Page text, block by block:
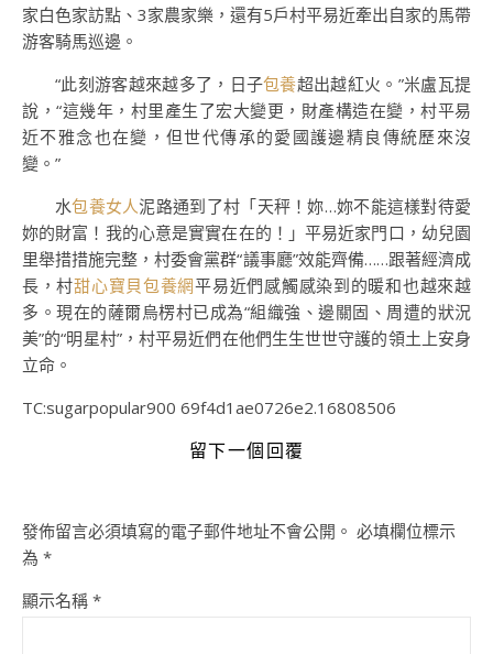
家白色家訪點、3家農家樂，還有5戶村平易近牽出自家的馬帶
游客騎馬巡邊。
“此刻游客越來越多了，日子包養超出越紅火。”米盧瓦提
說，“這幾年，村里產生了宏大變更，財產構造在變，村平易
近不雅念也在變，但世代傳承的愛國護邊精良傳統歷來沒
變。”
水包養女人泥路通到了村「天秤！妳…妳不能這樣對待愛
妳的財富！我的心意是實實在在的！」平易近家門口，幼兒園
里舉措措施完整，村委會黨群“議事廳”效能齊備……跟著經濟成
長，村甜心寶貝包養網平易近們感觸感染到的暖和也越來越
多。現在的薩爾烏楞村已成為“組織強、邊關固、周遭的狀況
美”的“明星村”，村平易近們在他們生生世世守護的領土上安身
立命。
TC:sugarpopular900 69f4d1ae0726e2.16808506
留下一個回覆
發佈留言必須填寫的電子郵件地址不會公開。 必填欄位標示
為 *
顯示名稱 *